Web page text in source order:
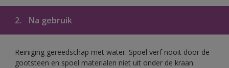
2. Na gebruik
Reiniging gereedschap met water. Spoel verf nooit door de
gootsteen en spoel materialen niet uit onder de kraan.